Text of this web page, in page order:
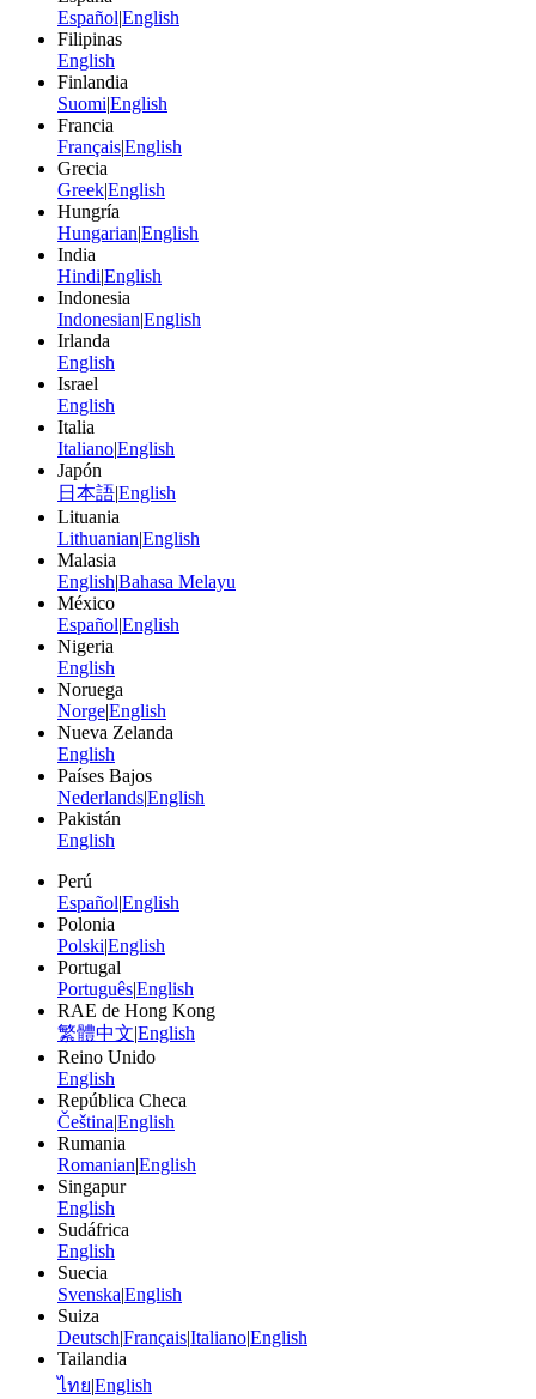
Español|English
Filipinas
English
Finlandia
Suomi|English
Francia
Français|English
Grecia
Greek|English
Hungría
Hungarian|English
India
Hindi|English
Indonesia
Indonesian|English
Irlanda
English
Israel
English
Italia
Italiano|English
Japón
日本語|English
Lituania
Lithuanian|English
Malasia
English|Bahasa Melayu
México
Español|English
Nigeria
English
Noruega
Norge|English
Nueva Zelanda
English
Países Bajos
Nederlands|English
Pakistán
English
Perú
Español|English
Polonia
Polski|English
Portugal
Português|English
RAE de Hong Kong
繁體中文|English
Reino Unido
English
República Checa
Čeština|English
Rumania
Romanian|English
Singapur
English
Sudáfrica
English
Suecia
Svenska|English
Suiza
Deutsch|Français|Italiano|English
Tailandia
ไทย|English